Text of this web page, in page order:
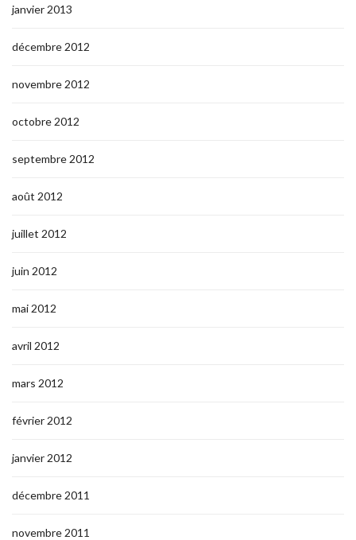
janvier 2013
décembre 2012
novembre 2012
octobre 2012
septembre 2012
août 2012
juillet 2012
juin 2012
mai 2012
avril 2012
mars 2012
février 2012
janvier 2012
décembre 2011
novembre 2011